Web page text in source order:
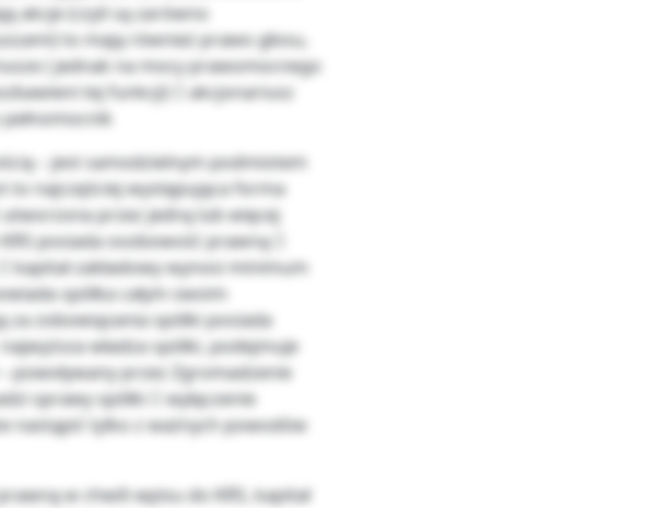
akcje (czyli są zarówno
to mają również prawo głosu,
( jednak na mocy prawomocnego
tej funkcji)  akcjonariusz
– jest samodzielnym podmiotem
to najczęściej występująca forma
utworzona przez jedną lub więcej
posiada osobowość prawną 
zakładowy wynosi minimum
spółka całym swoim
zobowiązania spółki posiada
władza spółki, podejmuje
powoływany przez Zgromadzenie
sprawy spółki  wyłączenie
nastąpić tylko z ważnych powodów
w chwili wpisu do KRS, kapitał